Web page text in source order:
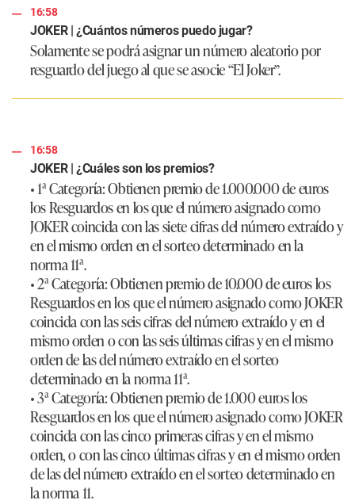
16:58
JOKER | ¿Cuántos números puedo jugar?
Solamente se podrá asignar un número aleatorio por
resguardo del juego al que se asocie “El Joker”.
16:58
JOKER | ¿Cuáles son los premios?
• 1ª Categoría: Obtienen premio de 1.000.000 de euros
los Resguardos en los que el número asignado como
JOKER coincida con las siete cifras del número extraído y
en el mismo orden en el sorteo determinado en la
norma 11ª.
• 2ª Categoría: Obtienen premio de 10.000 de euros los
Resguardos en los que el número asignado como JOKER
coincida con las seis cifras del número extraído y en el
mismo orden o con las seis últimas cifras y en el mismo
orden de las del número extraído en el sorteo
determinado en la norma 11ª.
• 3ª Categoría: Obtienen premio de 1.000 euros los
Resguardos en los que el número asignado como JOKER
coincida con las cinco primeras cifras y en el mismo
orden, o con las cinco últimas cifras y en el mismo orden
de las del número extraído en el sorteo determinado en
la norma 11.